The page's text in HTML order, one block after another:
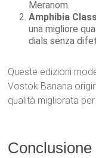
Meranom.
Amphibia
una migliore
dials senza
Queste edizioni
Vostok Banana
qualità migliorata
Conclusione